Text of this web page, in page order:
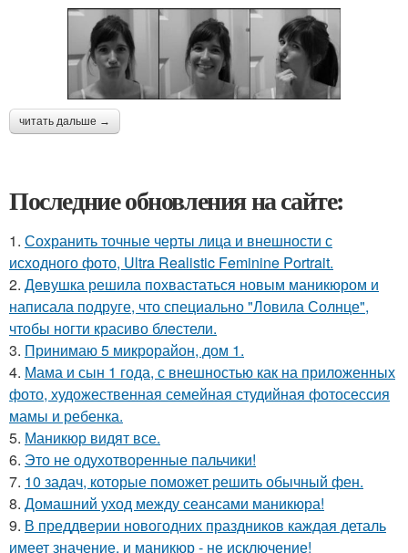
читать дальше →
Последние обновления на сайте:
1. Сохранить точные черты лица и внешности с
исходного фото, Ultra Realistic Feminine Portrait.
2. Дeвушка решила похвастаться новым маникюром и
написала подруге, что специально "Ловила Солнце",
чтобы ногти красиво блeстели.
3. Принимаю 5 микрорайон, дом 1.
4. Мама и сын 1 года, с внешностью как на приложенных
фото, художественная семейная студийная фотосессия
мамы и ребенка.
5. Маникюр видят все.
6. Это не одухотворенные пальчики!
7. 10 задач, которые поможет решить обычный фен.
8. Домашний уход между сеансами маникюра!
9. В преддверии новогодних праздников каждая деталь
имеет значение, и маникюр - не исключение!